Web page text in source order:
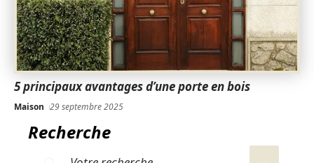
5 principaux avantages d’une porte en bois
Maison 29 septembre 2025
Recherche